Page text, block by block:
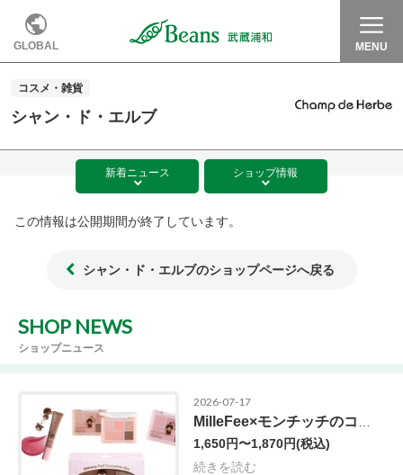
GLOBAL MENU
コスメ・雑貨
シャン・ド・エルブ
新着ニュース ショップ情報
この情報は公開期間が終了しています。
シャン・ド・エルブのショップページへ戻る
SHOP NEWS
ショップニュース
2026-07-17
1,650円〜1,870円(税込)
続きを読む